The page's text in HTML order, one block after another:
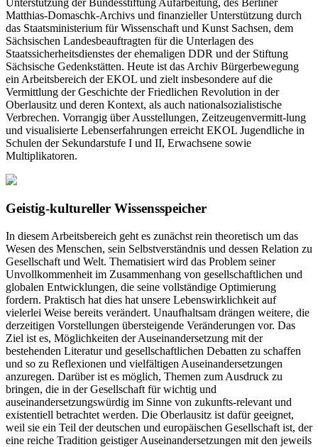
Matthias-Domaschk-Archivs und finanzieller Unterstützung durch
das Staatsministerium für Wissenschaft und Kunst Sachsen, dem
Sächsischen Landesbeauftragten für die Unterlagen des
Staatssicherheitsdienstes der ehemaligen DDR und der Stiftung
Sächsische Gedenkstätten. Heute ist das Archiv Bürgerbewegung
ein Arbeitsbereich der EKOL und zielt insbesondere auf die
Vermittlung der Geschichte der Friedlichen Revolution in der
Oberlausitz und deren Kontext, als auch nationalsozialistische
Verbrechen. Vorrangig über Ausstellungen, Zeitzeugenvermitt-lung
und visualisierte Lebenserfahrungen erreicht EKOL Jugendliche in
Schulen der Sekundarstufe I und II, Erwachsene sowie
Multiplikatoren.
Geistig-kultureller Wissensspeicher
In diesem Arbeitsbereich geht es zunächst rein theoretisch um das
Wesen des Menschen, sein Selbstverständnis und dessen Relation zu
Gesellschaft und Welt. Thematisiert wird das Problem seiner
Unvollkommenheit im Zusammenhang von gesellschaftlichen und
globalen Entwicklungen, die seine vollständige Optimierung
fordern. Praktisch hat dies hat unsere Lebenswirklichkeit auf
vielerlei Weise bereits verändert. Unaufhaltsam drängen weitere, die
derzeitigen Vorstellungen übersteigende Veränderungen vor. Das
Ziel ist es, Möglichkeiten der Auseinandersetzung mit der
bestehenden Literatur und gesellschaftlichen Debatten zu schaffen
und so zu Reflexionen und vielfältigen Auseinandersetzungen
anzuregen. Darüber ist es möglich, Themen zum Ausdruck zu
bringen, die in der Gesellschaft für wichtig und
auseinandersetzungswürdig im Sinne von zukunfts-relevant und
existentiell betrachtet werden. Die Oberlausitz ist dafür geeignet,
weil sie ein Teil der deutschen und europäischen Gesellschaft ist, der
eine reiche Tradition geistiger Auseinandersetzungen mit den jeweils